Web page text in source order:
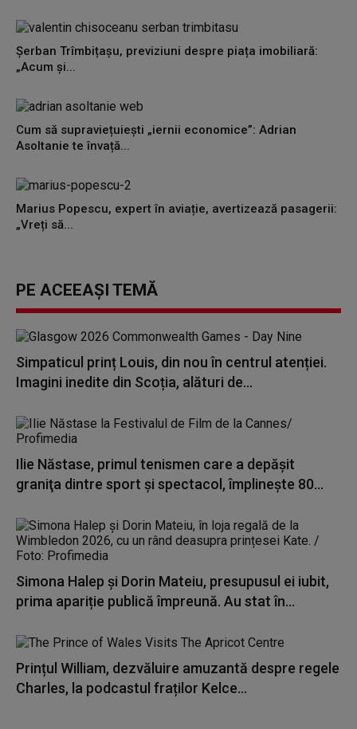
Șerban Trîmbițașu, previziuni despre piața imobiliară:
„Acum și...
Cum să supraviețuiești „iernii economice”: Adrian
Asoltanie te învață...
Marius Popescu, expert în aviație, avertizează pasagerii:
„Vreți să...
PE ACEEAȘI TEMĂ
Simpaticul prinț Louis, din nou în centrul atenției.
Imagini inedite din Scoția, alături de...
Ilie Năstase, primul tenismen care a depăşit
graniţa dintre sport şi spectacol, împlineşte 80...
Simona Halep și Dorin Mateiu, presupusul ei iubit,
prima apariție publică împreună. Au stat în...
Prințul William, dezvăluire amuzantă despre regele
Charles, la podcastul fraților Kelce...